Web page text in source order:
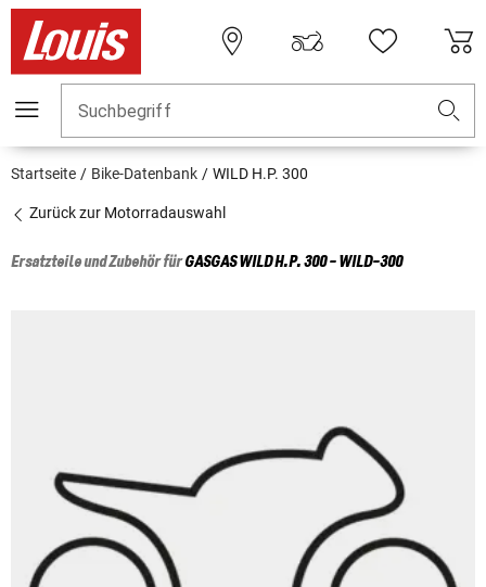
Suchbegriff
Startseite Bike-Datenbank WILD H.P. 300
Zurück zur Motorradauswahl
Ersatzteile und Zubehör fürGASGASWILD H.P. 300 - WILD-300